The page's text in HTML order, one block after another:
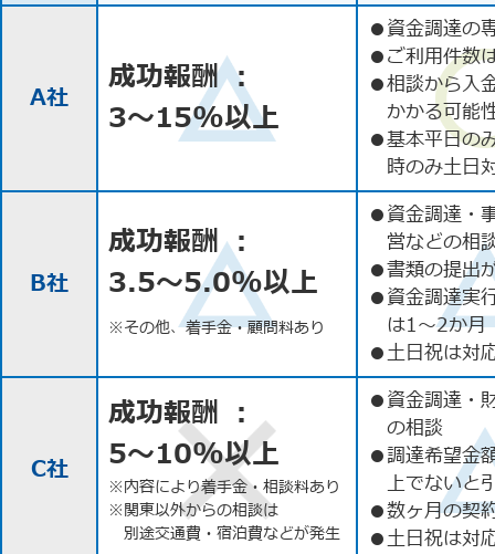
A社
成功報酬 ：
3〜15%以上
●資金調達の
●ご利用件数
●相談から入
かかる可能
●基本平日の
時のみ土日
B社
成功報酬 ：
3.5〜5.0%以上
※その他、着手金・顧問料あり
●資金調達・
営などの相
●書類の提出
●資金調達実
は1〜2か月
●土日祝は対
C社
成功報酬 ：
5〜10%以上
※内容により着手金・相談料あり
※関東以外からの相談は
別途交通費・宿泊費などが発生
●資金調達・
の相談
●調達希望金
上でないと
●数ヶ月の契
●土日祝は対